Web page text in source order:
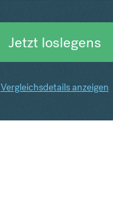
Jetzt loslegens
Vergleichsdetails anzeigen